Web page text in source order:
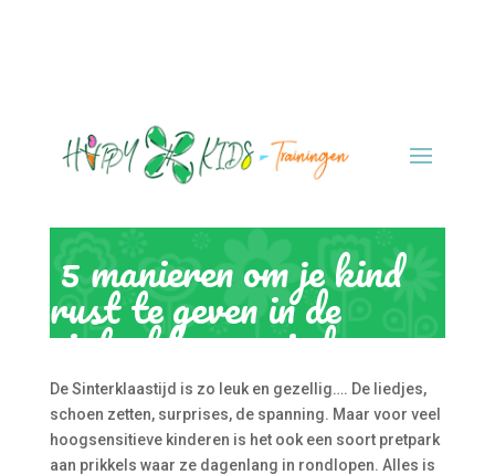
5 manieren om je kind
rust te geven in de
sinterklaasperiode
De Sinterklaastijd is zo leuk en gezellig…. De liedjes,
schoen zetten, surprises, de spanning. Maar voor veel
hoogsensitieve kinderen is het ook een soort pretpark
aan prikkels waar ze dagenlang in rondlopen. Alles is